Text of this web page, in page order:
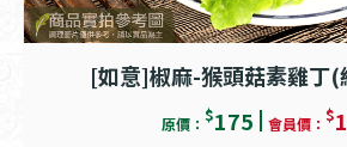
[如意]椒麻-猴頭菇素雞丁
原價： $175 會員價： $